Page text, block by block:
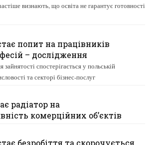
визнають, що освіта не гарантує готовності
попит на працівників
– дослідження
спостерігається у польській
та секторі бізнес-послуг
радіатор на
комерційних об’єктів
безробіття та скорочується